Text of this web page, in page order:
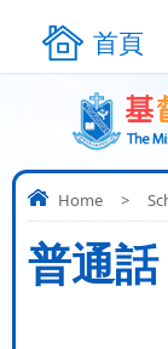
首頁
Home >
普通話